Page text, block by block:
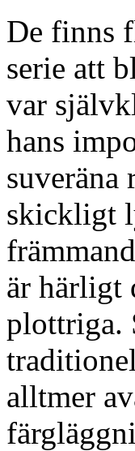
De finns
serie att
var
hans
suveräna
skickligt
är härligt
plottriga.
alltmer